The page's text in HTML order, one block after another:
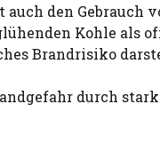
den Gebrauch
Kohle als
Brandrisiko
durch